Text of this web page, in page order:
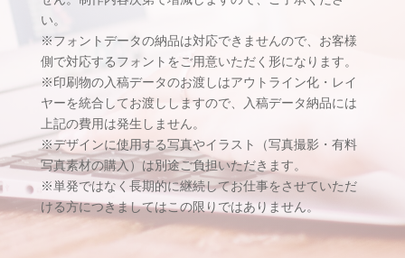
い。
※フォントデータの納品は対応できませんので、お客様
側で対応するフォントをご用意いただく形になります。
※印刷物の入稿データのお渡しはアウトライン化・レイ
ヤーを統合してお渡ししますので、入稿データ納品には
上記の費用は発生しません。
※デザインに使用する写真やイラスト（写真撮影・有料
写真素材の購入）は別途ご負担いただきます。
※単発ではなく長期的に継続してお仕事をさせていただ
ける方につきましてはこの限りではありません。